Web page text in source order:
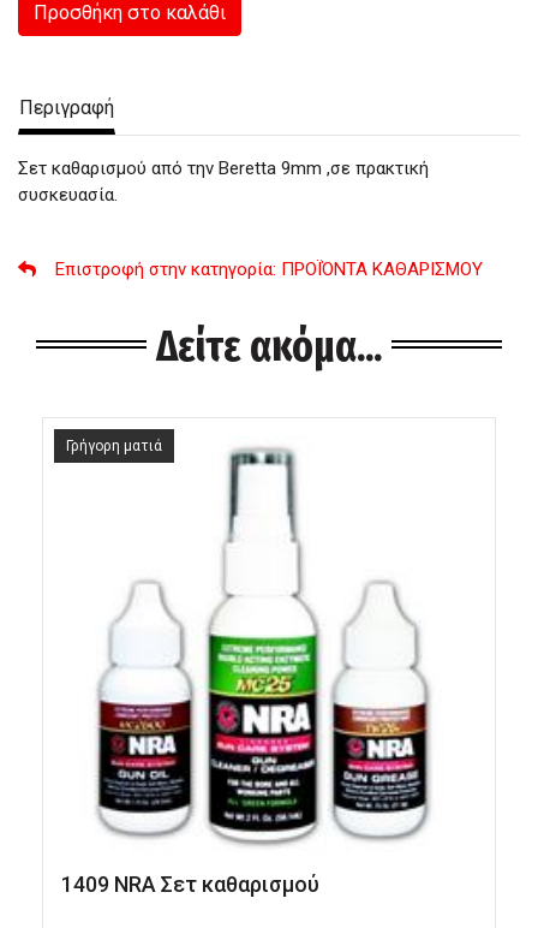
Προσθήκη στο καλάθι
Περιγραφή
Σετ καθαρισμού από την Beretta 9mm ,σε πρακτική
συσκευασία.
Επιστροφή στην κατηγορία: ΠΡΟΪΌΝΤΑ ΚΑΘΑΡΙΣΜΟΥ
Δείτε ακόμα...
1409 NRA Σετ καθαρισμού
Γρήγορη ματιά